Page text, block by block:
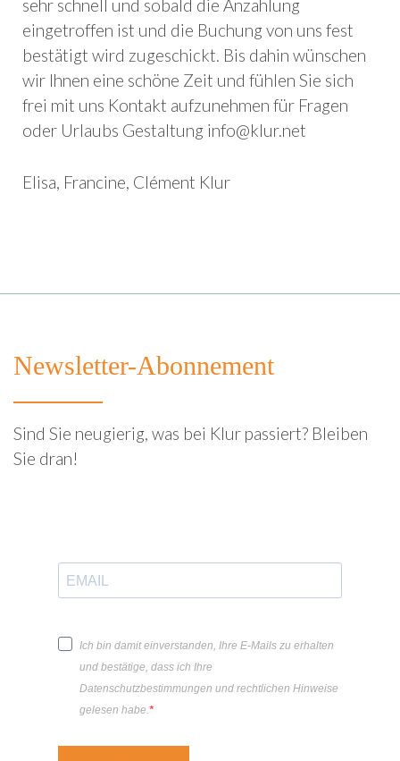
sehr schnell und sobald die Anzahlung
eingetroffen ist und die Buchung von uns fest
bestätigt wird zugeschickt. Bis dahin wünschen
wir Ihnen eine schöne Zeit und fühlen Sie sich
frei mit uns Kontakt aufzunehmen für Fragen
oder Urlaubs Gestaltung info@klur.net
Elisa, Francine, Clément Klur
Newsletter-Abonnement
Sind Sie neugierig, was bei Klur passiert? Bleiben
Sie dran!
Ich bin damit einverstanden, Ihre E-Mails zu erhalten
und bestätige, dass ich Ihre
Datenschutzbestimmungen und rechtlichen Hinweise
gelesen habe.